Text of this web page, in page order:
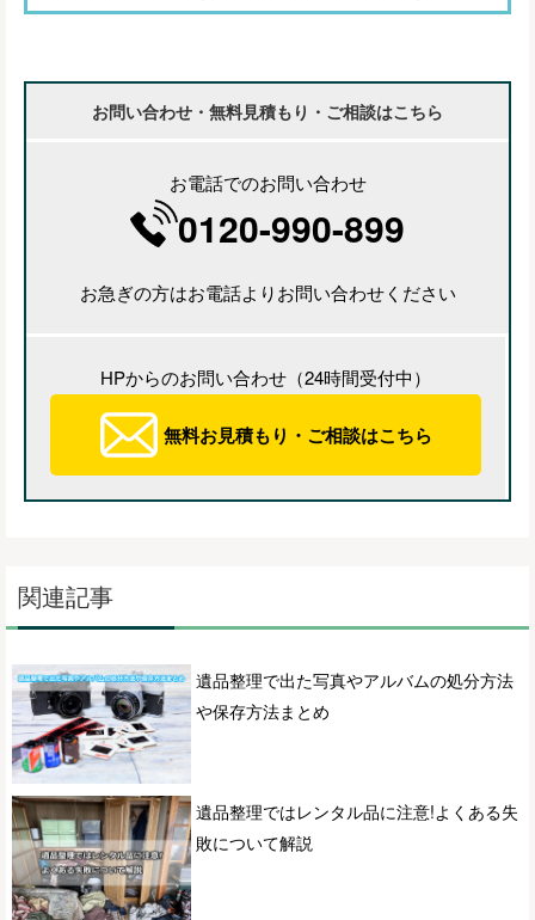
お問い合わせ・無料見積もり・ご相談はこちら
お電話でのお問い合わせ
0120-990-899
お急ぎの方はお電話よりお問い合わせください
HPからのお問い合わせ（24時間受付中）
無料お見積もり・ご相談はこちら
関連記事
遺品整理で出た写真やアルバムの処分方法
や保存方法まとめ
遺品整理ではレンタル品に注意!よくある失
敗について解説